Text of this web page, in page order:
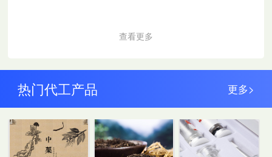
查看更多
热门代工产品 更多>